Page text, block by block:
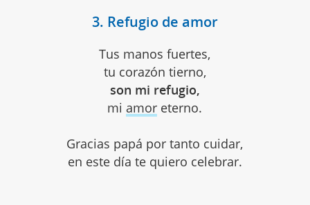
3. Refugio de amor
Tus manos fuertes,
tu corazón tierno,
son mi refugio,
mi amor eterno.
Gracias papá por tanto cuidar,
en este día te quiero celebrar.